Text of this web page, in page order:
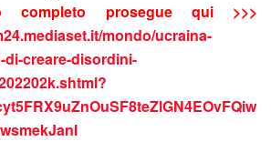
completo prosegue qui >>>
mondo/ucraina-
creare-disordini-